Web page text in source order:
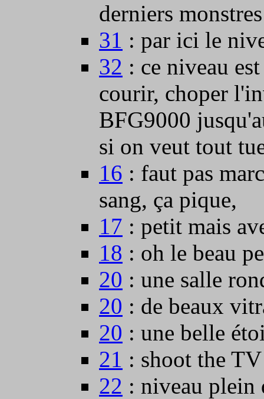
derniers
31 : par ici le
32 : ce niveau
courir, choper
BFG9000
si on veut tout
16 : faut pas
sang, ça pique,
17 : petit mais
18 : oh le beau
20 : une salle
20 : de beaux
20 : une belle
21 : shoot the
22 : niveau plein